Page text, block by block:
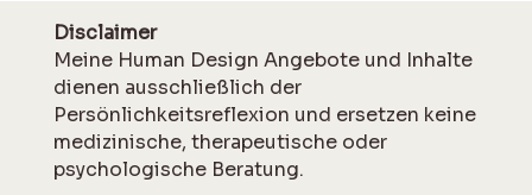
Disclaimer
Meine Human Design Angebote und Inhalte
dienen ausschließlich der
Persönlichkeitsreflexion und ersetzen keine
medizinische, therapeutische oder
psychologische Beratung.